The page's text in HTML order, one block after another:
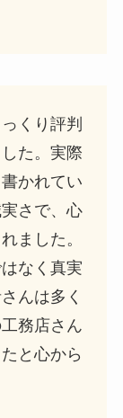
くり評判
た。実際
かれてい
さで、心
ました。
なく真実
んは多く
務店さん
と心から